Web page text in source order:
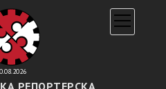
РЕПОРТЕРСКА
open
menu